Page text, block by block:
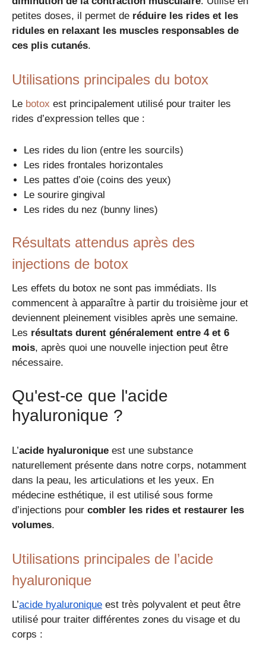
petites doses, il permet de réduire les rides et les
ridules en relaxant les muscles responsables de
ces plis cutanés.
Utilisations principales du botox
Le botox est principalement utilisé pour traiter les
rides d’expression telles que :
Les rides du lion (entre les sourcils)
Les rides frontales horizontales
Les pattes d’oie (coins des yeux)
Le sourire gingival
Les rides du nez (bunny lines)
Résultats attendus après des
injections de botox
Les effets du botox ne sont pas immédiats. Ils
commencent à apparaître à partir du troisième jour et
deviennent pleinement visibles après une semaine.
Les résultats durent généralement entre 4 et 6
mois, après quoi une nouvelle injection peut être
nécessaire.
Qu'est-ce que l'acide
hyaluronique ?
L’acide hyaluronique est une substance
naturellement présente dans notre corps, notamment
dans la peau, les articulations et les yeux. En
médecine esthétique, il est utilisé sous forme
d’injections pour combler les rides et restaurer les
volumes.
Utilisations principales de l’acide
hyaluronique
L’acide hyaluronique est très polyvalent et peut être
utilisé pour traiter différentes zones du visage et du
corps :